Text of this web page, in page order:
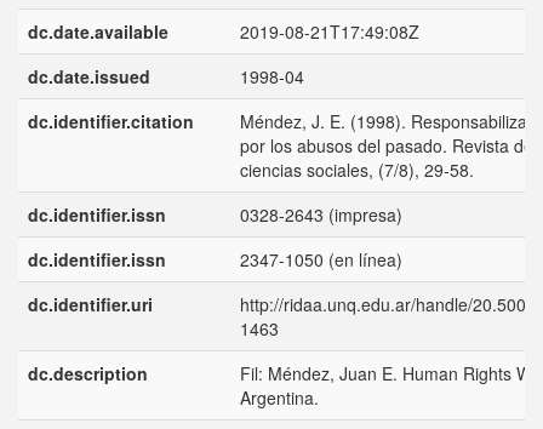
dc.date.available
2019-08-21T17:49:08Z
dc.date.issued
1998-04
dc.identifier.citation
Méndez, J. E. (1998).
por los abusos del pasado. Revista de
ciencias sociales, (7/8), 29-58.
dc.identifier.issn
0328-2643 (impresa)
dc.identifier.issn
2347-1050 (en línea)
dc.identifier.uri
http://ridaa.unq.edu.ar/handle/
1463
dc.description
Fil: Méndez, Juan E. Human Rights
Argentina.